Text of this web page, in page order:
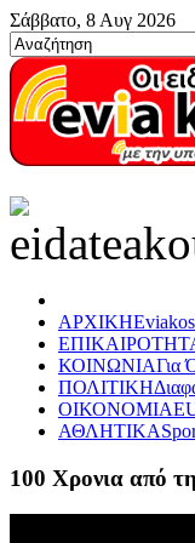
Σάββατο, 8 Αυγ 2026
ΑΡΧΙΚΗ
ΚΟΙΝΩΝΙΑΓια
ΠΟΛΙΤΙΚΗ
ΟΙΚΟΝΟΜΙΑ
ΑΘΛΗΤΙΚΑ
100 Χρονια από